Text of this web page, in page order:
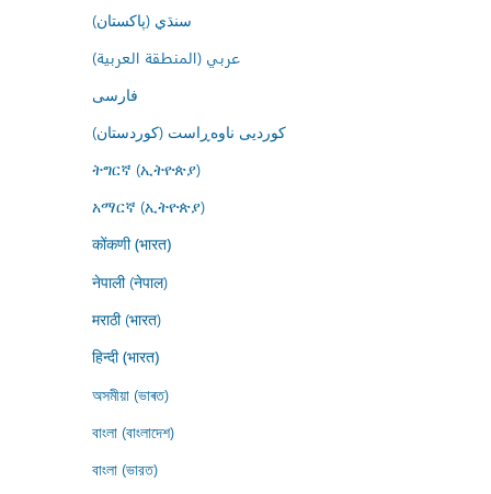
سنڌي (پاکستان)
عربي (المنطقة العربية)
فارسى
کوردیی ناوەڕاست (کوردستان)
ትግርኛ (ኢትዮጵያ)
አማርኛ (ኢትዮጵያ)
कोंकणी (भारत)
नेपाली (नेपाल)
मराठी (भारत)
हिन्दी (भारत)
অসমীয়া (ভাৰত)
বাংলা (বাংলাদেশ)
বাংলা (ভারত)